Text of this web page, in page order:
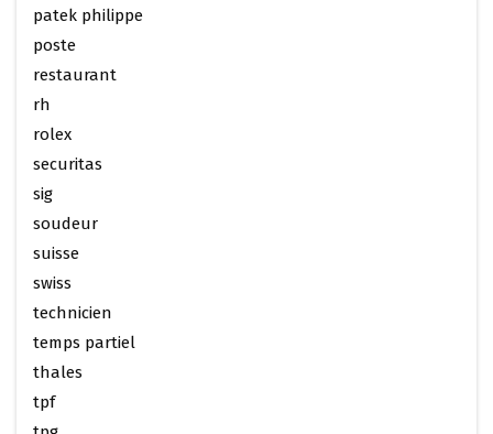
patek philippe
poste
restaurant
rh
rolex
securitas
sig
soudeur
suisse
swiss
technicien
temps partiel
thales
tpf